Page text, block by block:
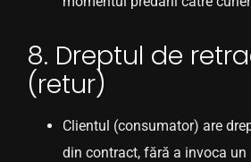
8. Dreptul de
(retur)
Clientul (consumator) are
din contract, fără a invoca un